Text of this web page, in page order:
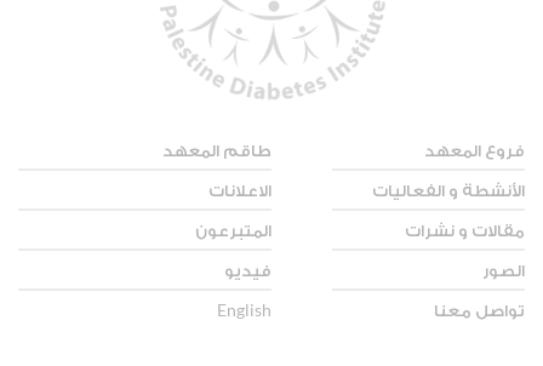
فروع المعهد
طاقم المعهد
الأنشطة و الفعاليات
الاعلانات
مقالات و نشرات
المتبرعون
الصور
فيديو
تواصل معنا
English